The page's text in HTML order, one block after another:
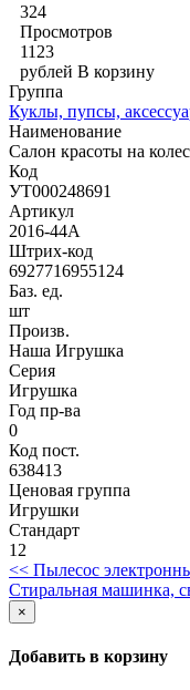
324
Просмотров
1123
рублей В корзину
Группа
Куклы, пупсы,
Наименование
Салон красоты на
Код
УТ000248691
Артикул
2016-44A
Штрих-код
6927716955124
Баз. ед.
шт
Произв.
Наша Игрушка
Серия
Игрушка
Год пр-ва
0
Код пост.
638413
Ценовая группа
Игрушки
Стандарт
12
<< Пылесос
Стиральная машинка,
×
Добавить в корзину